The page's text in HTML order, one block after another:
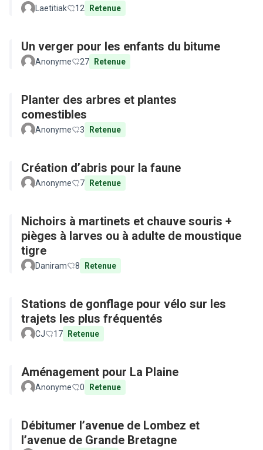
Laetitiak 12 Retenue
Un verger pour les enfants du bitume
Anonyme 27 Retenue
Planter des arbres et plantes
comestibles
Anonyme 3 Retenue
Création d’abris pour la faune
Anonyme 7 Retenue
Nichoirs à martinets et chauve souris +
pièges à larves ou à adulte de moustique
tigre
Daniram 8 Retenue
Stations de gonflage pour vélo sur les
trajets les plus fréquentés
CJ 17 Retenue
Aménagement pour La Plaine
Anonyme 0 Retenue
Débitumer l’avenue de Lombez et
l’avenue de Grande Bretagne